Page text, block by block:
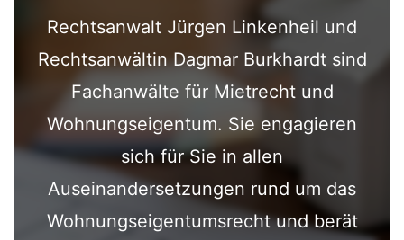
Rechtsanwalt Jürgen Linkenheil und
Rechtsanwältin Dagmar Burkhardt sind
Fachanwälte für Mietrecht und
Wohnungseigentum. Sie engagieren
sich für Sie in allen
Auseinandersetzungen rund um das
Wohnungseigentumsrecht und berät